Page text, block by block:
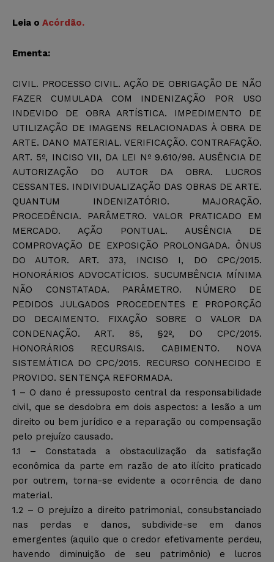
Leia o Acórdão.
Ementa:
CIVIL. PROCESSO CIVIL. AÇÃO DE OBRIGAÇÃO DE NÃO
FAZER CUMULADA COM INDENIZAÇÃO POR USO
INDEVIDO DE OBRA ARTÍSTICA. IMPEDIMENTO DE
UTILIZAÇÃO DE IMAGENS RELACIONADAS À OBRA DE
ARTE. DANO MATERIAL. VERIFICAÇÃO. CONTRAFAÇÃO.
ART. 5º, INCISO VII, DA LEI Nº 9.610/98. AUSÊNCIA DE
AUTORIZAÇÃO DO AUTOR DA OBRA. LUCROS
CESSANTES. INDIVIDUALIZAÇÃO DAS OBRAS DE ARTE.
QUANTUM INDENIZATÓRIO. MAJORAÇÃO.
PROCEDÊNCIA. PARÂMETRO. VALOR PRATICADO EM
MERCADO. AÇÃO PONTUAL. AUSÊNCIA DE
COMPROVAÇÃO DE EXPOSIÇÃO PROLONGADA. ÔNUS
DO AUTOR. ART. 373, INCISO I, DO CPC/2015.
HONORÁRIOS ADVOCATÍCIOS. SUCUMBÊNCIA MÍNIMA
NÃO CONSTATADA. PARÂMETRO. NÚMERO DE
PEDIDOS JULGADOS PROCEDENTES E PROPORÇÃO
DO DECAIMENTO. FIXAÇÃO SOBRE O VALOR DA
CONDENAÇÃO. ART. 85, §2º, DO CPC/2015.
HONORÁRIOS RECURSAIS. CABIMENTO. NOVA
SISTEMÁTICA DO CPC/2015. RECURSO CONHECIDO E
PROVIDO. SENTENÇA REFORMADA.
1 – O dano é pressuposto central da responsabilidade
civil, que se desdobra em dois aspectos: a lesão a um
direito ou bem jurídico e a reparação ou compensação
pelo prejuízo causado.
1.1 – Constatada a obstaculização da satisfação
econômica da parte em razão de ato ilícito praticado
por outrem, torna-se evidente a ocorrência de dano
material.
1.2 – O prejuízo a direito patrimonial, consubstanciado
nas perdas e danos, subdivide-se em danos
emergentes (aquilo que o credor efetivamente perdeu,
havendo diminuição de seu patrimônio) e lucros